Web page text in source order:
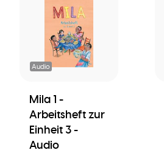
Audio
Mila 1 -
Arbeitsheft zur
Einheit 3 -
Audio